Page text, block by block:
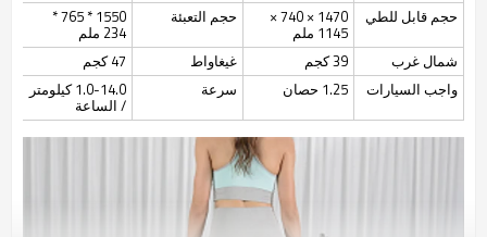
حجم قابل للطي
1470 × 740 ×
1145 ملم
حجم التعبئة 1550 * 765 *
234 ملم
شمال غرب
39 كجم غيغاواط
47 كجم
واجب السيارات
1.25 حصان سرعة 1.0-14.0 كيلومتر
/ الساعة